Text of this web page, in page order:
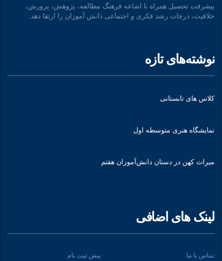
پیشرفت تحصیل همراه با اشاعه فرهنگ مطالعه، پژوهش، پرورش،
خلاقیت، درجات رشد فکری و اجتماعی دانش آموزان را ارتقا دهد.
نوشته‌های تازه
کلاس های تابستانی
نمایشگاه هنری متوسطه اول
میراث کهن در دستان دانش‌آموزان هفتم
لینک های اضافی
تماس با ما پیش ثبت نام